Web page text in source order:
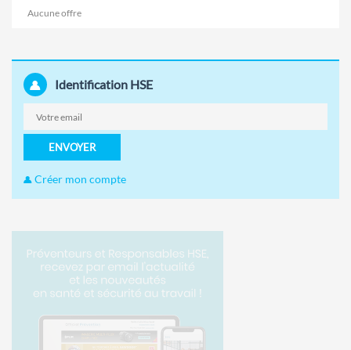
Aucune offre
Identification HSE
ENVOYER
Créer mon compte